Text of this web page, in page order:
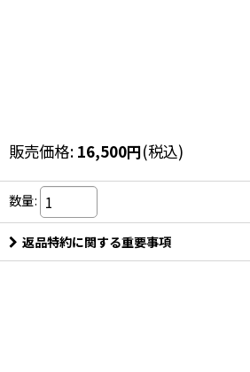
販売価格: 16,500円(税込)
数量:
返品特約に関する重要事項